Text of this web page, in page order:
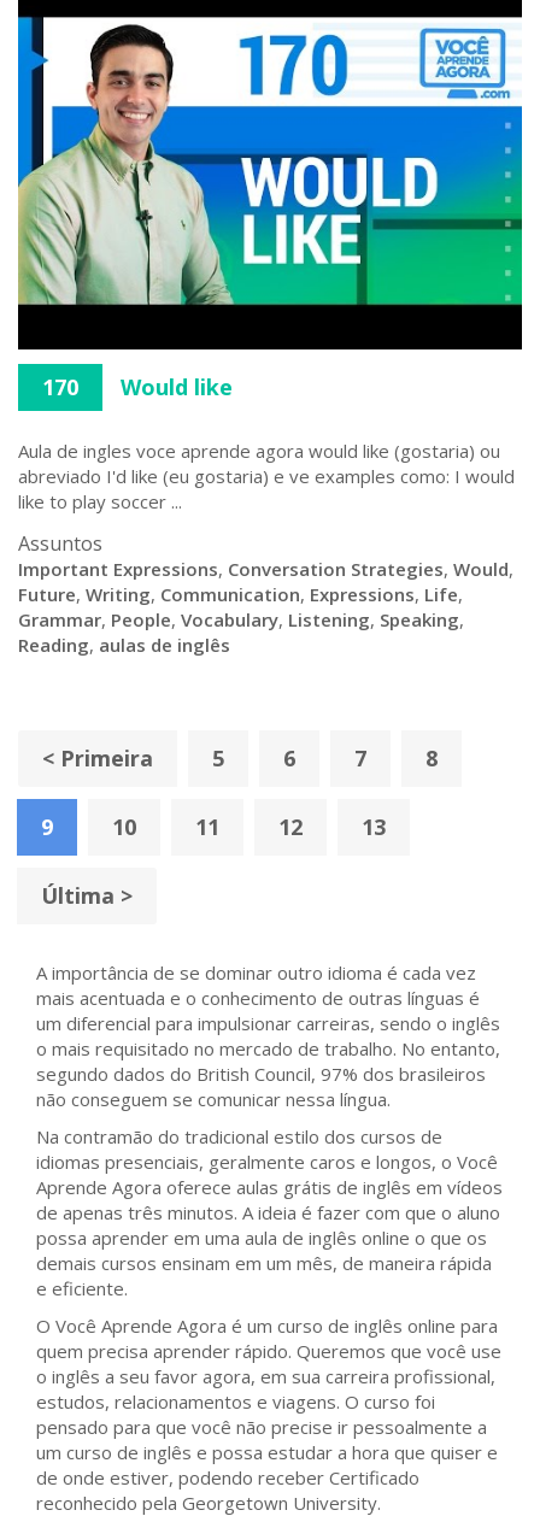
170 Would like
Aula de ingles voce aprende agora would like (gostaria) ou
abreviado I'd like (eu gostaria) e ve examples como: I would
like to play soccer ...
Assuntos
Important Expressions, Conversation Strategies, Would,
Future, Writing, Communication, Expressions, Life,
Grammar, People, Vocabulary, Listening, Speaking,
Reading, aulas de inglês
< Primeira 5 6 7 8
9 10 11 12 13
Última >
A importância de se dominar outro idioma é cada vez
mais acentuada e o conhecimento de outras línguas é
um diferencial para impulsionar carreiras, sendo o inglês
o mais requisitado no mercado de trabalho. No entanto,
segundo dados do British Council, 97% dos brasileiros
não conseguem se comunicar nessa língua.
Na contramão do tradicional estilo dos cursos de
idiomas presenciais, geralmente caros e longos, o Você
Aprende Agora oferece aulas grátis de inglês em vídeos
de apenas três minutos. A ideia é fazer com que o aluno
possa aprender em uma aula de inglês online o que os
demais cursos ensinam em um mês, de maneira rápida
e eficiente.
O Você Aprende Agora é um curso de inglês online para
quem precisa aprender rápido. Queremos que você use
o inglês a seu favor agora, em sua carreira profissional,
estudos, relacionamentos e viagens. O curso foi
pensado para que você não precise ir pessoalmente a
um curso de inglês e possa estudar a hora que quiser e
de onde estiver, podendo receber Certificado
reconhecido pela Georgetown University.